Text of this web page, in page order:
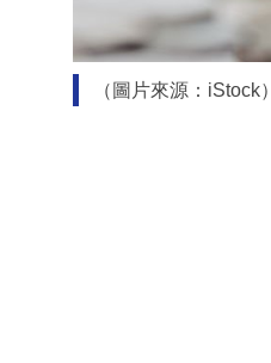
（圖片來源：iStock）